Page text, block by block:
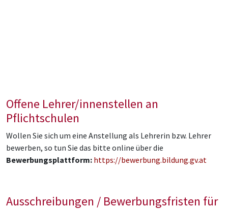
Offene Lehrer/innenstellen an
Pflichtschulen
Wollen Sie sich um eine Anstellung als Lehrerin bzw. Lehrer
bewerben, so tun Sie das bitte online über die
Bewerbungsplattform: https://bewerbung.bildung.gv.at
Ausschreibungen / Bewerbungsfristen für